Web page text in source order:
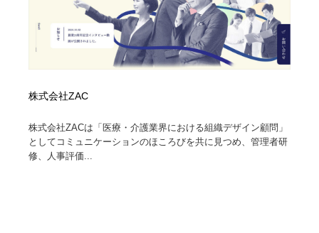
株式会社ZAC
株式会社ZACは「医療・介護業界における組織デザイン顧問」
としてコミュニケーションのほころびを共に見つめ、管理者研
修、人事評価...